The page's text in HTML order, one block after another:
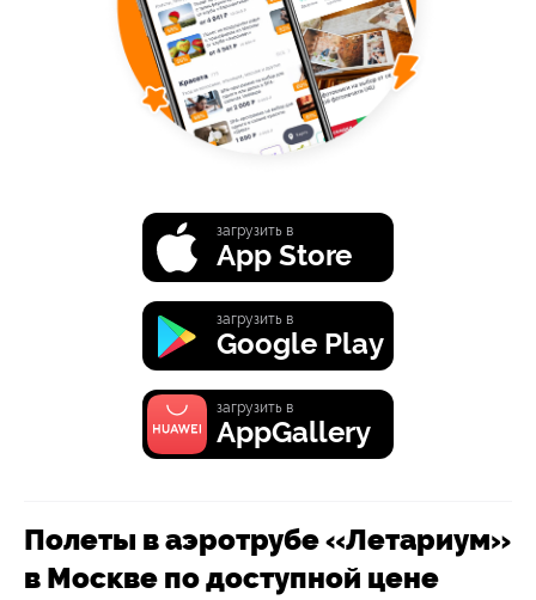
загрузить в
App Store
загрузить в
Google Play
загрузить в
AppGallery
Полеты в аэротрубе «Летариум»
в Москве по доступной цене